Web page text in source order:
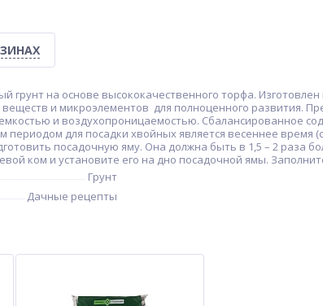
на основе высококачественного торфа.
и микроэлементов для полноценного развития.
и воздухопроницаемостью. Сбалансированное
для посадки хвойных является весеннее время
посадочную яму. Она должна быть в 1,5 – 2 раза
ком и установите его на дно посадочной ямы.
Грунт
Дачные рецепты